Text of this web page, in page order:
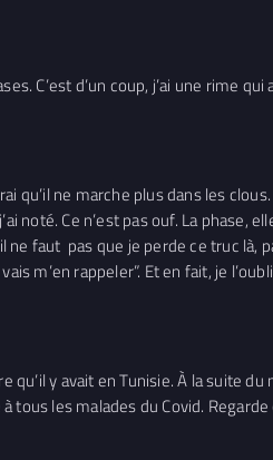
C’est d’un coup, j’ai une rime
qu’il ne marche plus dans les
noté. Ce n’est pas ouf. La
ne faut pas que je perde ce truc
m’en rappeler”. Et en fait, je
qu’il y avait en Tunisie. À la suite
les malades du Covid.